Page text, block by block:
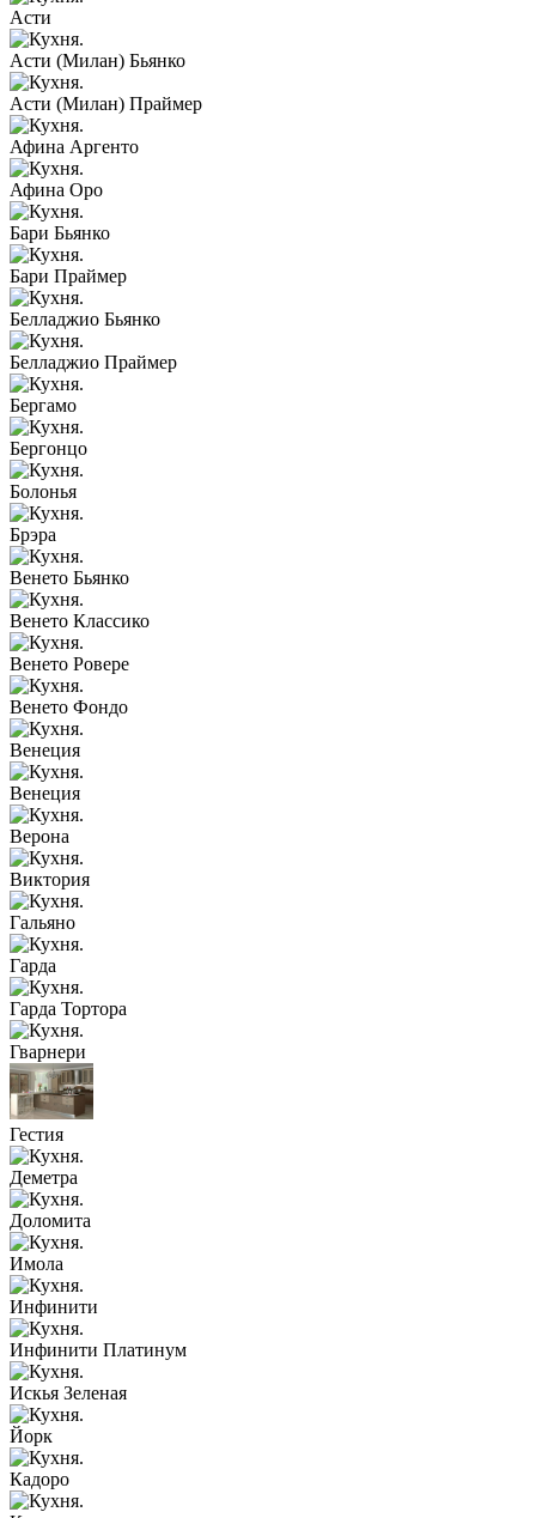
Асти
Асти (Милан) Бьянко
Асти (Милан) Праймер
Афина Аргенто
Афина Оро
Бари Бьянко
Бари Праймер
Белладжио Бьянко
Белладжио Праймер
Бергамо
Бергонцо
Болонья
Брэра
Венето Бьянко
Венето Классико
Венето Ровере
Венето Фондо
Венеция
Венеция
Верона
Виктория
Гальяно
Гарда
Гарда Тортора
Гварнери
Гестия
Деметра
Доломита
Имола
Инфинити
Инфинити Платинум
Искья Зеленая
Йорк
Кадоро